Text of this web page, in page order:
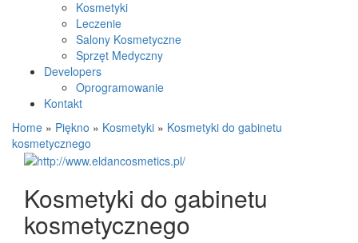
Kosmetyki
Leczenie
Salony Kosmetyczne
Sprzęt Medyczny
Developers
Oprogramowanie
Kontakt
Home » Piękno » Kosmetyki » Kosmetyki do gabinetu
kosmetycznego
Kosmetyki do gabinetu
kosmetycznego